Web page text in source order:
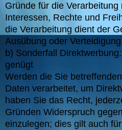
Gründe für die
Interessen, Rechte und
die Verarbeitung dient der
Ausübung oder
b) Sonderfall
genügt
Werden die Sie
Daten verarbeitet, um
haben Sie das Recht,
Gründen Widerspruch
einzulegen; dies gilt auch